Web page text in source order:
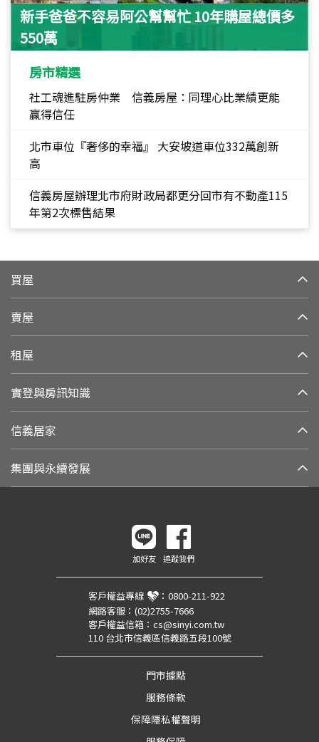
新手爸爸不容易阿公幫幫忙 10年購屋總價多
550萬
房市精選
社工魂進駐房仲業 信義房屋：同理心比業績更能
贏得信任
北市車位『奢侈的幸福』 大安坡道車位332萬創新
高
信義房屋辦理北市府財政局都更分回市有不動產115
年第2次標售結果
買屋
賣屋
租屋
實登與房訊知識
信義居家
集團與永續發展
加好友 追蹤我們
客戶權益專線 ： 0800-211-922
網路客服： (02)2755-7666
客戶權益信箱： cs@sinyi.com.tw
110 台北市信義區信義路五段100號
門市據點
服務條款
保障隱私權聲明